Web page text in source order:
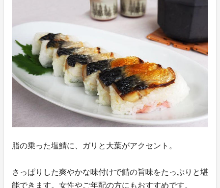
脂の乗った塩鯖に、ガリと大葉がアクセント。
さっぱりした爽やかな味付けで鯖の旨味をたっぷりと堪
能できます。女性やご年配の方にもおすすめです。